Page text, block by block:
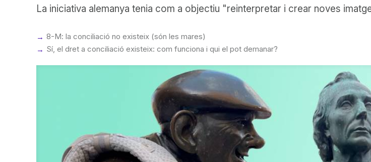
La iniciativa alemanya tenia com a objectiu "reinterpretar i crear noves
8-M: la conciliació no existeix (són les mares)
Sí, el dret a conciliació existeix: com funciona i qui el pot demanar?